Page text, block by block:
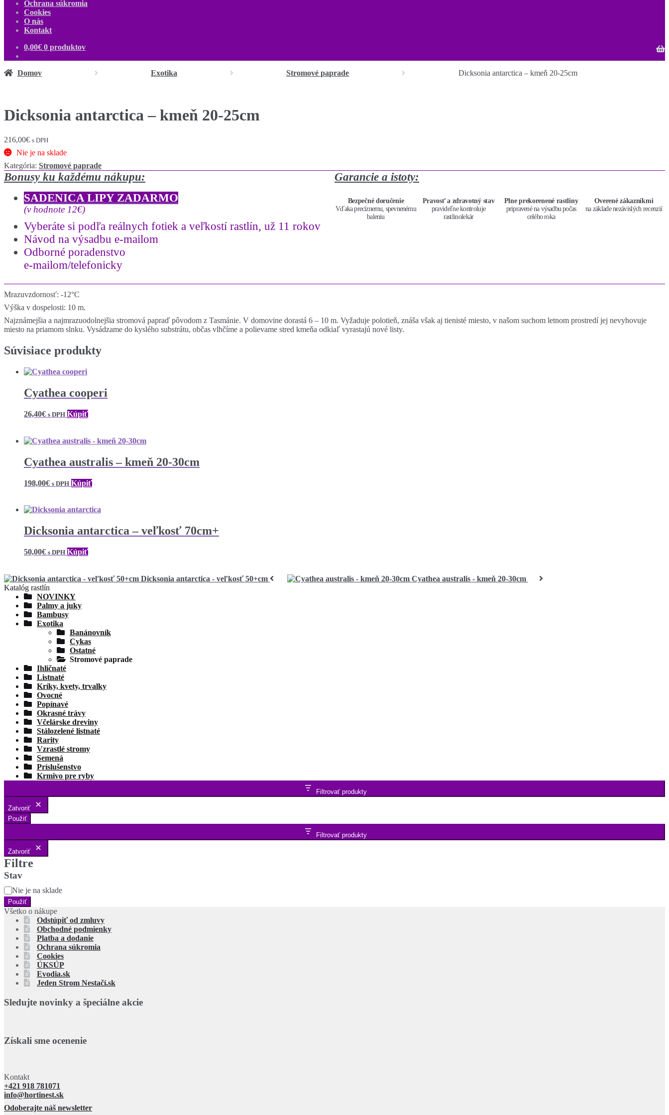
Ochrana súkromia
Cookies
O nás
Kontakt
0,00€ 0 produktov
Domov Exotika Stromové paprade Dicksonia antarctica – kmeň 20-25cm
Dicksonia antarctica – kmeň 20-25cm
216,00€ s DPH
Nie je na sklade
Kategória: Stromové paprade
Bonusy ku každému nákupu:
SADENICA LIPY ZADARMO
(v hodnote 12€)
Vyberáte si podľa reálnych fotiek a veľkostí rastlín, už 11 rokov
Návod na výsadbu e-mailom
Odborné poradenstvo
e-mailom/telefonicky
Garancie a istoty:
Bezpečné doručenie
Vďaka precíznemu, spevnenému
baleniu
Pravosť a zdravotný stav
pravideľne kontroluje
rastlinolekár
Plne prekorenené rastliny
pripravené na výsadbu počas
celého roka
Overené zákazníkmi
na základe nezávislých recenzií
Mrazuvzdornosť: -12°C
Výška v dospelosti: 10 m.
Najznámejšia a najmrazuodolnejšia stromová papraď pôvodom z Tasmánie. V domovine dorastá 6 – 10 m. Vyžaduje polotieň, znáša však aj tienisté miesto, v našom suchom letnom prostredí jej nevyhovuje
miesto na priamom slnku. Vysádzame do kyslého substrátu, občas vlhčíme a polievame stred kmeňa odkiaľ vyrastajú nové listy.
Súvisiace produkty
Cyathea cooperi
26,40€ s DPH Kúpiť
Cyathea australis – kmeň 20-30cm
198,00€ s DPH Kúpiť
Dicksonia antarctica – veľkosť 70cm+
50,00€ s DPH Kúpiť
Dicksonia antarctica - veľkosť 50+cm
Cyathea australis - kmeň 20-30cm
Katalóg rastlín
NOVINKY
Palmy a juky
Bambusy
Exotika
Banánovník
Cykas
Ostatné
Stromové paprade
Ihličnaté
Listnaté
Kríky, kvety, trvalky
Ovocné
Popínavé
Okrasné trávy
Včelárske dreviny
Stálozelené listnaté
Rarity
Vzrastlé stromy
Semená
Príslušenstvo
Krmivo pre ryby
Filtrovať produkty
Zatvoriť
Použiť
Filtrovať produkty
Zatvoriť
Filtre
Stav
StavNie je na sklade
Použiť
Všetko o nákupe
Odstúpiť od zmluvy
Obchodné podmienky
Platba a dodanie
Ochrana súkromia
Cookies
ÚKSÚP
Evodia.sk
Jeden Strom Nestačí.sk
Sledujte novinky a špeciálne akcie
Získali sme ocenenie
Kontakt
+421 918 781071
info@hortinest.sk
Odoberajte náš newsletter